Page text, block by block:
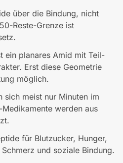
über die Bindung, nicht
Reste-Grenze ist
ein planares Amid mit Teil-
Erst diese Geometrie
möglich.
sich meist nur Minuten im
werden aus
für Blutzucker, Hunger,
und soziale Bindung.